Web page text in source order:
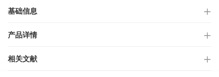
基础信息
产品详情
相关文献